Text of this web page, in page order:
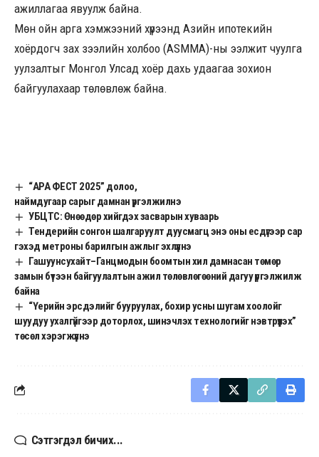
ажиллагаа явуулж байна.
Мөн ойн арга хэмжээний хүрээнд Азийн ипотекийн
хоёрдогч зах зээлийн холбоо (ASMMA)-ны ээлжит чуулга
уулзалтыг Монгол Улсад хоёр дахь удаагаа зохион
байгуулахаар төлөвлөж байна.
“АРА ФЕСТ 2025” долоо,
наймдугаар сарыг дамнан үргэлжилнэ
УБЦТС: Өнөөдөр хийгдэх засварын хуваарь
Тендерийн сонгон шалгаруулт дуусмагц энэ оны есдүгээр сар
гэхэд метроны барилгын ажлыг эхлүүлнэ
Гашуунсухайт–Ганцмодын боомтын хил дамнасан төмөр
замын бүтээн байгуулалтын ажил төлөвлөгөөний дагуу үргэлжилж
байна
“Үерийн эрсдэлийг бууруулах, бохир усны шугам хоолойг
шуудуу ухалгүйгээр доторлох, шинэчлэх технологийг нэвтрүүлэх”
төсөл хэрэгжүүлнэ
Сэтгэгдэл бичих...